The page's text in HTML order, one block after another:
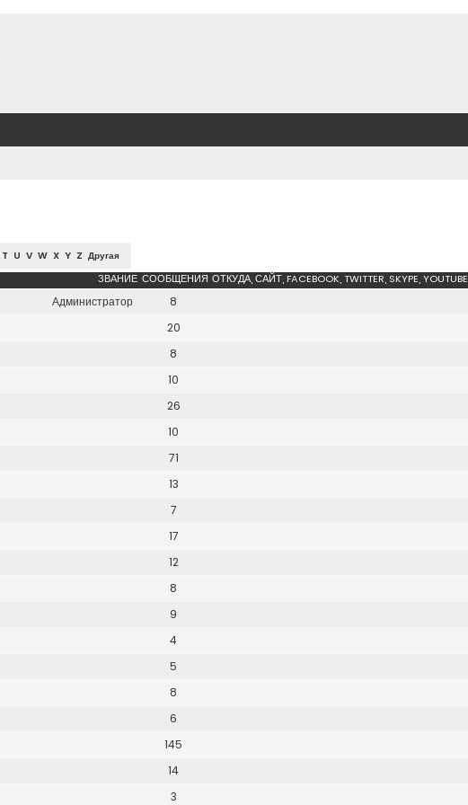
T U V W X Y Z Другая
ЗВАНИЕ СООБЩЕНИЯ ОТКУДА, САЙТ, FACEBOOK, TWITTER, SKYPE, YOUTUBE
Администратор 8
20
8
10
26
10
71
13
7
17
12
8
9
4
5
8
6
145
14
3